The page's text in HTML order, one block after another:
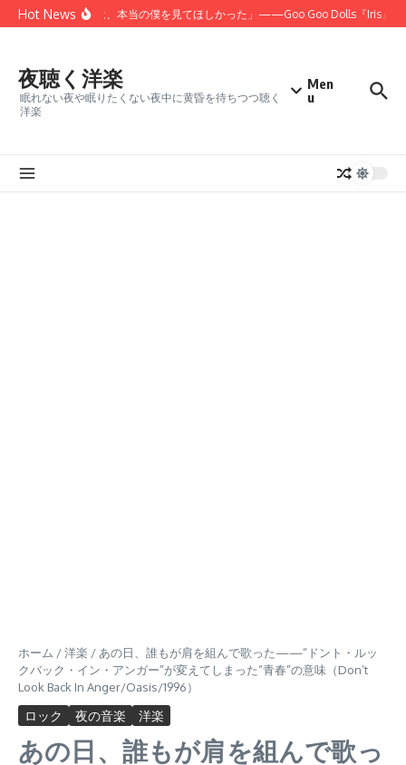
コンテンツへスキップ
Hot News
「君にだけは、本当の僕を見てほしかった」——Goo Goo Dolls『Iris』が永
夜聴く洋楽
眠れない夜や眠りたくない夜中に黄昏を待ちつつ聴く
洋楽
Men
u
ホーム /洋楽 / あの日、誰もが肩を組んで歌った——“ドント・ルッ
クバック・イン・アンガー”が変えてしまった“青春”の意味（Don’t
Look Back In Anger/Oasis/1996）
ロック 夜の音楽 洋楽
あの日、誰もが肩を組んで歌っ